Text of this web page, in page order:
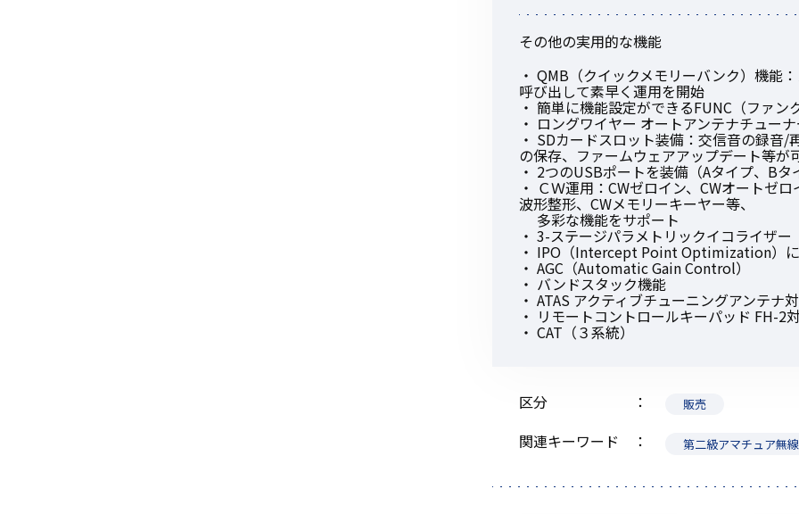
その他の実用的な機能
・ QMB（クイックメモリーバンク）機能
呼び出して素早く運用を開始
・ 簡単に機能設定ができるFUNC（ファ
・ ロングワイヤー オートアンテナチュー
・ SDカードスロット装備：交信音の録音
の保存、ファームウェアアップデート等が
・ 2つのUSBポートを装備（Aタイプ、Bタ
・ ＣＷ運用：CWゼロイン、CWオートゼ
波形整形、CWメモリーキーヤー等、
多彩な機能をサポート
・ 3-ステージパラメトリックイコライザー
・ IPO（Intercept Point Optimization）
・ AGC（Automatic Gain Control）
・ バンドスタック機能
・ ATAS アクティブチューニングアンテナ
・ リモートコントロールキーパッド FH-2
・ CAT（３系統）
区分 販売
関連キーワード 第二級アマチュア無